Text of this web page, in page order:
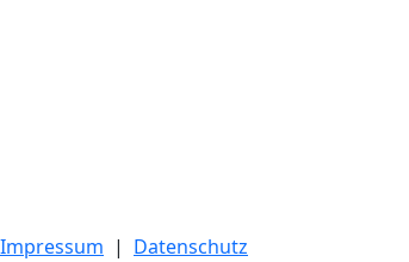
Impressum | Datenschutz